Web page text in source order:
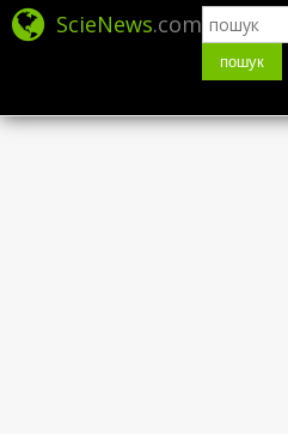
ScieNews.com
пошук